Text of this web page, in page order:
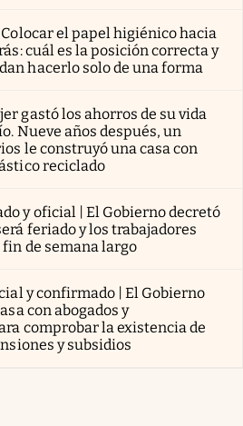
Colocar el papel higiénico hacia
cuál es la posición correcta y
hacerlo solo de una forma
gastó los ahorros de su vida
Nueve años después, un
le construyó una casa con
reciclado
y oficial | El Gobierno decretó
feriado y los trabajadores
de semana largo
y confirmado | El Gobierno
con abogados y
comprobar la existencia de
y subsidios